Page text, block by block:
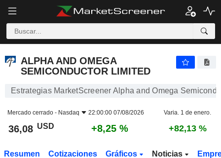
ALPHA AND OMEGA
SEMICONDUCTOR LIMITED
Estrategias MarketScreener Alpha and Omega
Mercado cerrado - Nasdaq 22:00:00 07/08/2026 Varia. 1 de enero.
36,08 USD +8,25 % +82,13 %
Resumen Cotizaciones Gráficos Noticias